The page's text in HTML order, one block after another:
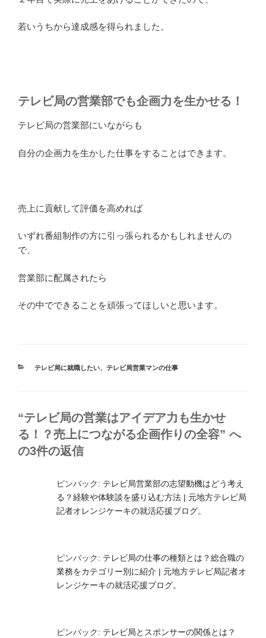
若いうちから達成感を得られました。
テレビ局の営業部でも企画力を生かせる！
テレビ局の営業部にいながらも
自分の企画力を生かした仕事をすることはできます。
売上に貢献して評価を高めれば
いずれ番組制作の方に引っ張られるかもしれませんの
で、
営業部に配属されたら
その中でできることを頑張ってほしいと思います。
カ
テレビ局に就職したい、 テレビ局営業マンの仕事
“テレビ局の営業はアイデア力も生かせ
る！？売上につながる企画作りの全容” へ
の3件の返信
ピンバック: テレビ局営業部の志望動機はどう考え
る？経験や体験談を盛り込む方法 | 元地方テレビ局
記者オレンジケーキの就活応援ブログ。
ピンバック: テレビ局の仕事の種類とは？総合職の
業務をカテゴリー別に紹介 | 元地方テレビ局記者オ
レンジケーキの就活応援ブログ。
ピンバック: テレビ局とスポンサーの関係とは？